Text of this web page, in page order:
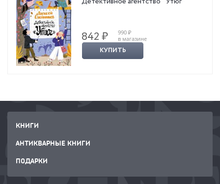
842 ₽
990 ₽
в магазине
КУПИТЬ
КНИГИ
АНТИКВАРНЫЕ КНИГИ
ПОДАРКИ